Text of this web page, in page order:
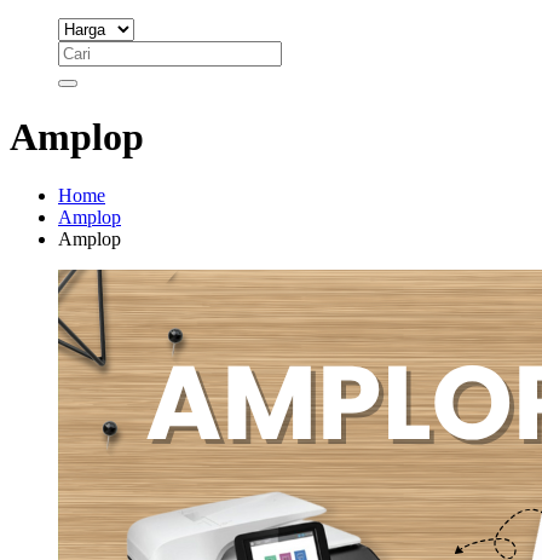
Amplop
Home
Amplop
Amplop